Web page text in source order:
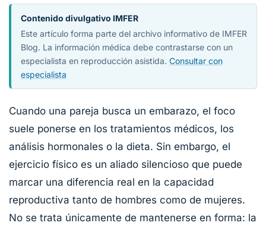
Contenido divulgativo IMFER
Este artículo forma parte del archivo informativo de IMFER
Blog. La información médica debe contrastarse con un
especialista en reproducción asistida. Consultar con
especialista
Cuando una pareja busca un embarazo, el foco
suele ponerse en los tratamientos médicos, los
análisis hormonales o la dieta. Sin embargo, el
ejercicio físico es un aliado silencioso que puede
marcar una diferencia real en la capacidad
reproductiva tanto de hombres como de mujeres.
No se trata únicamente de mantenerse en forma: la